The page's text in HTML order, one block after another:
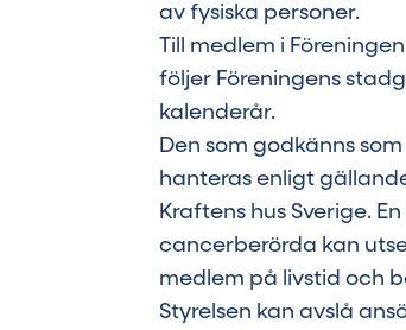
av fysiska personer.
Till medlem i
följer Föreningens
kalenderår.
Den som godkänns
hanteras enligt
Kraftens hus Sverige.
cancerberörda kan
medlem på livstid och
Styrelsen kan avslå